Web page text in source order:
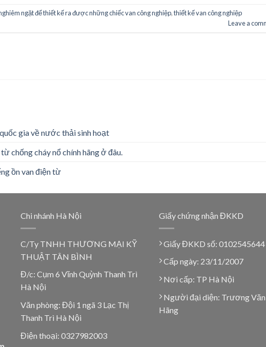
ngặt để thiết kế ra được những chiếc van công nghiệp,thiết kế van công nghiệp
Leave a
gia về nước thải sinh hoạt
chống cháy nổ chính hãng ở đâu.
ồn van điện từ
Chi nhánh Hà Nội
C/Ty TNHH THƯƠNG MẠI KỸ
THUẬT TÂN BÌNH
Đ/c: Cụm 6 Vĩnh Quỳnh Thanh Trì
Hà Nội
Văn phòng: Đội 1 ngã 3 Lạc Thị
Thanh Trì Hà Nội
Điện thoại: 0327982003
Giấy chứng nhận ĐKKD
Giấy ĐKKD số: 0102545644
Cấp ngày: 23/11/2007
Nơi cấp: TP Hà Nội
Người đại diện: Trương Văn
Hãng